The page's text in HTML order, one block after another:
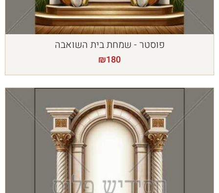
פוסטר - שמחת בית השואבה
₪180